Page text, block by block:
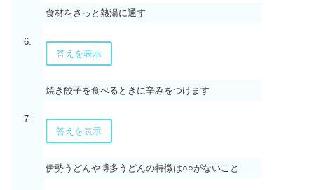
6.
食材をさっと熱湯に通す
答えを表示
7.
焼き餃子を食べるときに辛みをつけます
答えを表示
伊勢うどんや博多うどんの特徴は○○がないこと